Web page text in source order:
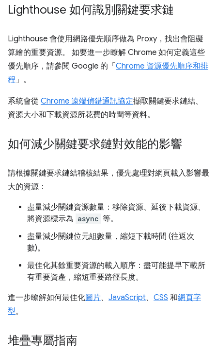
Lighthouse 如何識別關鍵要求鏈
Lighthouse 會使用網路優先順序做為 Proxy，找出會阻礙
算繪的重要資源。 如要進一步瞭解 Chrome 如何定義這些
優先順序，請參閱 Google 的「Chrome 資源優先順序和排
程 」。
系統會從 Chrome 遠端偵錯通訊協定擷取關鍵要求鏈結、
資源大小和下載資源所花費的時間等資料。
如何減少關鍵要求鏈對效能的影響
請根據關鍵要求鏈結稽核結果，優先處理對網頁載入影響最
大的資源：
盡量減少關鍵資源數量：移除資源、延後下載資源、
將資源標示為 async 等。
盡量減少關鍵位元組數量，縮短下載時間 (往返次
數)。
最佳化其餘重要資源的載入順序：盡可能提早下載所
有重要資產，縮短重要路徑長度。
進一步瞭解如何最佳化圖片、 JavaScript、 CSS 和網頁字
型。
堆疊專屬指南